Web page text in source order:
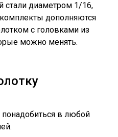
стали диаметром 1/16,
дополняются
с головками из
можно менять.
в любой